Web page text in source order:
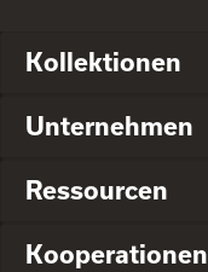
Kollektionen
Unternehmen
Ressourcen
Kooperationen